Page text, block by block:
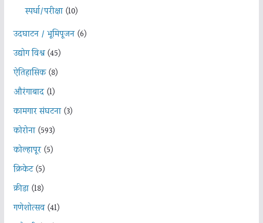
स्पर्धा/परीक्षा(10)
उदघाटन / भूमिपूजन(6)
उद्योग विश्व(45)
ऐतिहासिक(8)
औरंगाबाद(1)
कामगार संघटना(3)
कोरोना(593)
कोल्हापूर(5)
क्रिकेट(5)
क्रीडा(18)
गणेशोत्सव(41)